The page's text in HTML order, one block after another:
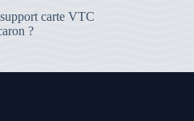
carte VTC
?